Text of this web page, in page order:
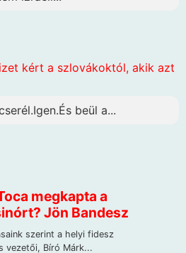
kért a szlovákoktól, akik azt
beül a...